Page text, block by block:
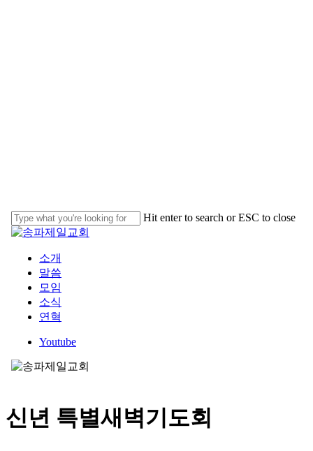
Hit enter to search or ESC to close
Close
Menu
소개
말씀
모임
소식
연혁
Youtube
신년 특별새벽기도회